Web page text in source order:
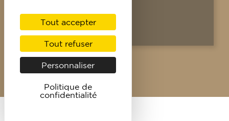
Tout accepter
Tout refuser
Personnaliser
Politique de
confidentialité